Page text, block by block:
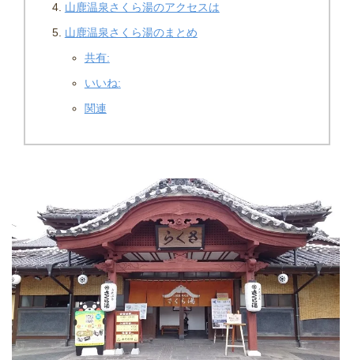
山鹿温泉さくら湯のアクセスは
山鹿温泉さくら湯のまとめ
共有:
いいね:
関連